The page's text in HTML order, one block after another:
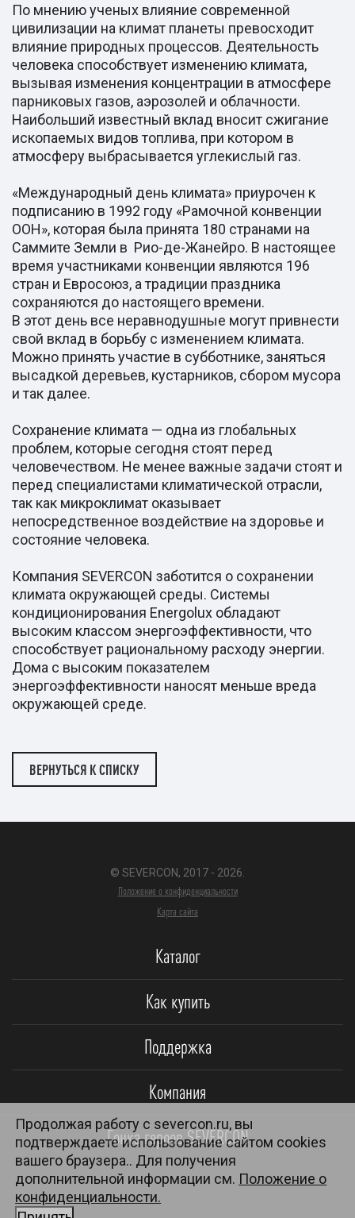
По мнению ученых влияние современной
цивилизации на климат планеты превосходит
влияние природных процессов. Деятельность
человека способствует изменению климата,
вызывая изменения концентрации в атмосфере
парниковых газов, аэрозолей и облачности.
Наибольший известный вклад вносит сжигание
ископаемых видов топлива, при котором в
атмосферу выбрасывается углекислый газ.
«Международный день климата» приурочен к
подписанию в 1992 году «Рамочной конвенции
ООН», которая была принята 180 странами на
Саммите Земли в Рио-де-Жанейро. В настоящее
время участниками конвенции являются 196
стран и Евросоюз, а традиции праздника
сохраняются до настоящего времени.
В этот день все неравнодушные могут привнести
свой вклад в борьбу с изменением климата.
Можно принять участие в субботнике, заняться
высадкой деревьев, кустарников, сбором мусора
и так далее.
Сохранение климата — одна из глобальных
проблем, которые сегодня стоят перед
человечеством. Не менее важные задачи стоят и
перед специалистами климатической отрасли,
так как микроклимат оказывает
непосредственное воздействие на здоровье и
состояние человека.
Компания SEVERCON заботится о сохранении
климата окружающей среды. Системы
кондиционирования Energolux обладают
высоким классом энергоэффективности, что
способствует рациональному расходу энергии.
Дома с высоким показателем
энергоэффективности наносят меньше вреда
окружающей среде.
ВЕРНУТЬСЯ К СПИСКУ
© SEVERCON, 2017 - 2026.
Положение о конфиденциальности
Карта сайта
Каталог
Как купить
Поддержка
Компания
Гонка героев SEVERCON
Продолжая работу с severcon.ru, вы
подтверждаете использование сайтом cookies
вашего браузера.. Для получения
дополнительной информации см. Положение о
конфиденциальности.